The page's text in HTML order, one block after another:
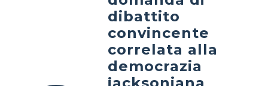
dibattito
convincente
correlata alla
democrazia